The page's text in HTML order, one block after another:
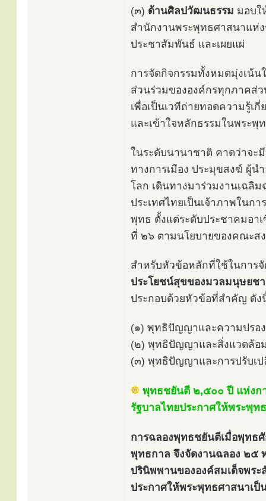
(๓) ด้านศิลปวัฒนธรรม มอบใ
สำนักงานพระพุทธศาสนาแห่
ประชาสัมพันธ์ และเผยแผ่
การจัดกิจกรรมทั้งหมดมุ่งเน้น
ส่วนร่วมขององค์กรทุกภาคส่
เพื่อเป็นเวทีถ่ายทอดความรู้เ
และเข้าใจหลักธรรมในพระ
ในระดับนานาชาติ คาดว่าจะ
ทางการเมือง ประมุขสงฆ์ ผู้
โลก เดินทางมาร่วมงานเฉลิ
ประเทศไทยเป็นเจ้าภาพในก
พุทธ ตั้งแต่ระดับประชาคมอา
ที่ ๒๖ ตามนโยบายของคณะส
สำหรับหัวข้อหลักที่ใช้ในกา
ประโยชน์สุขของมวลมนุษยช
ประกอบด้วยหัวข้อที่สำคัญ ดัง
(๑) พุทธิปัญญาและความปรอ
(๒) พุทธิปัญญาและสิ่งแวดล้อ
(๓) พุทธิปัญญาและการปรับเ
พุทธชยันตี ๒,๕๐๐ ปี แห่งก
รัฐบาลไทยประกาศให้พระพุท
การฉลองพุทธชยันตีเมื่อพุทธ
พุทธกาล จึงจัดงานฉลอง ๒๕
ปรินิพพานขององค์สมเด็จพร
ประกาศให้พระพุทธศาสนาเป็